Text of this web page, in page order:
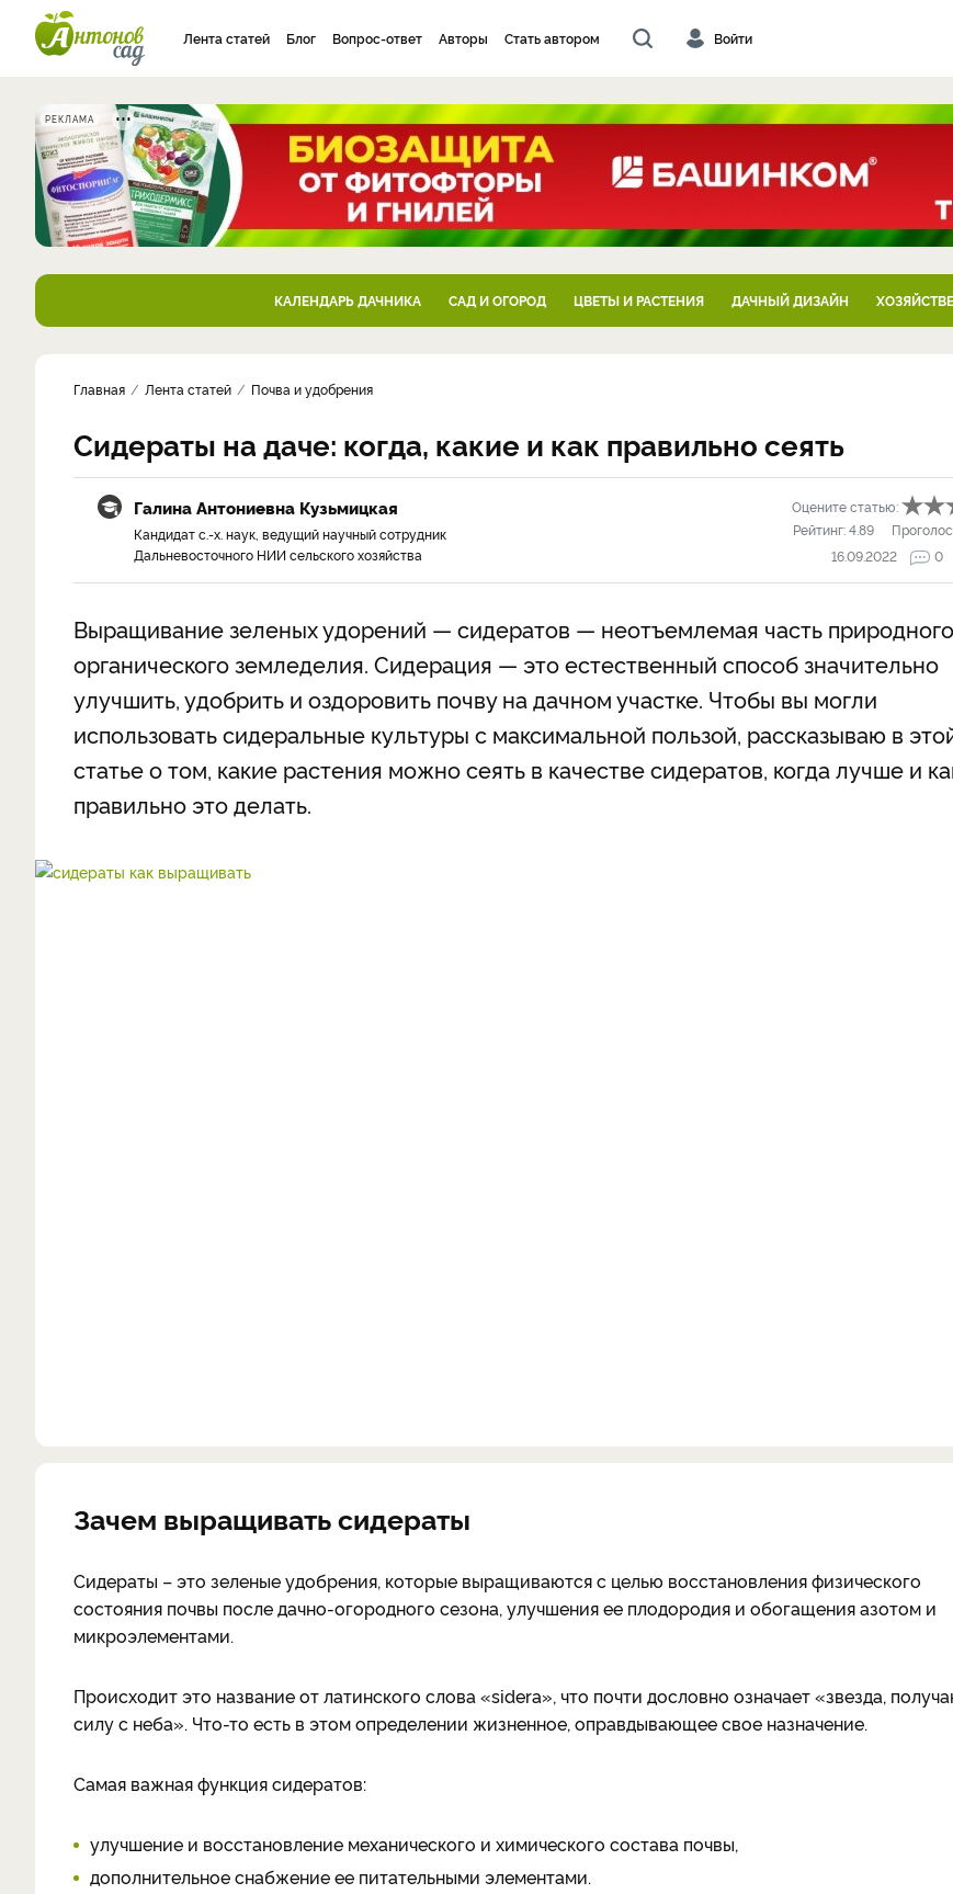
Лента статей Блог Вопрос-ответ Авторы Стать автором Войти
РЕКЛАМА
КАЛЕНДАРЬ ДАЧНИКА САД И ОГОРОД ЦВЕТЫ И РАСТЕНИЯ ДАЧНЫЙ ДИЗАЙН
Главная Лента статей Почва и удобрения
Сидераты на даче: когда, какие и как правильно сеять
Галина Антониевна Кузьмицкая
Кандидат с.-х. наук, ведущий научный сотрудник
Дальневосточного НИИ сельского хозяйства
Оцените статью:
Рейтинг:4.89
16.09.2022
0
Выращивание зеленых удорений — сидератов — неотъемлемая часть
органического земледелия. Сидерация — это естественный способ значительно
улучшить, удобрить и оздоровить почву на дачном участке. Чтобы вы могли
использовать сидеральные культуры с максимальной пользой, рассказываю в
статье о том, какие растения можно сеять в качестве сидератов, когда лучше и
правильно это делать.
Зачем выращивать сидераты
Сидераты – это зеленые удобрения, которые выращиваются с целью восстановления физического
состояния почвы после дачно-огородного сезона, улучшения ее плодородия и обогащения азотом и
микроэлементами.
Происходит это название от латинского слова «sidera», что почти дословно означает «звезда,
силу с неба». Что-то есть в этом определении жизненное, оправдывающее свое назначение.
Самая важная функция сидератов:
улучшение и восстановление механического и химического состава почвы,
дополнительное снабжение ее питательными элементами.